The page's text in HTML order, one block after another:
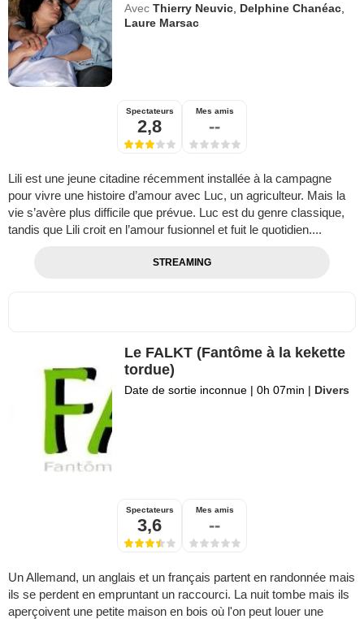
Avec Thierry Neuvic Delphine Chanéac
Laure Marsac
Spectateurs
2,8
Mes amis
--
Lili est une jeune citadine récemment installée à la campagne
pour vivre une histoire d’amour avec Luc, un agriculteur. Mais la
vie s’avère plus difficile que prévue. Luc est du genre classique,
tandis que Lili croit en l’amour fusionnel et fuit le quotidien....
STREAMING
Le FALKT (Fantôme à la kekette
tordue)
Date de sortie inconnue | 0h 07min | Divers
Spectateurs
3,6
Mes amis
--
Un Allemand, un anglais et un français partent en randonnée mais
ils se perdent en empruntant un raccourci. La nuit tombe mais ils
aperçoivent une petite maison en bois où l'on peut louer une